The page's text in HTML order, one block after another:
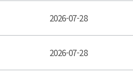
2026-07-28
2026-07-28